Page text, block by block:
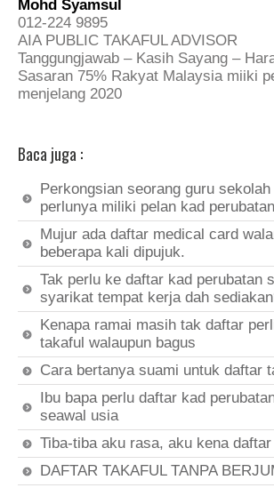
Mohd Syamsul
012-224 9895
AIA PUBLIC TAKAFUL ADVISOR
Tanggungjawab – Kasih Sayang –
Sasaran 75% Rakyat Malaysia miiki
menjelang 2020
Baca juga :
Perkongsian seorang guru
perlunya miliki pelan kad
Mujur ada daftar medical card
beberapa kali dipujuk.
Tak perlu ke daftar kad perubatan
syarikat tempat kerja dah
Kenapa ramai masih tak daftar
takaful walaupun bagus
Cara bertanya suami untuk daftar
Ibu bapa perlu daftar kad
seawal usia
Tiba-tiba aku rasa, aku kena
DAFTAR TAKAFUL TANPA